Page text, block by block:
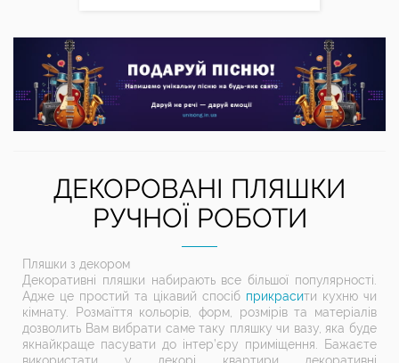
ДЕКОРОВАНІ ПЛЯШКИ
РУЧНОЇ РОБОТИ
Пляшки з декором
Декоративні пляшки набирають все більшої популярності.
Адже це простий та цікавий спосіб прикрасити кухню чи
кімнату. Розмаїття кольорів, форм, розмірів та матеріалів
дозволить Вам вибрати саме таку пляшку чи вазу, яка буде
якнайкраще пасувати до інтер’єру приміщення. Бажаєте
використати у декорі квартири декоративні